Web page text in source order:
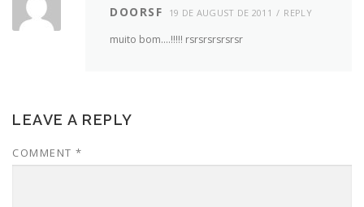
DOORSF 19 DE AUGUST DE 2011 REPLY
muito bom….!!!!! rsrsrsrsrsrsr
LEAVE A REPLY
COMMENT *